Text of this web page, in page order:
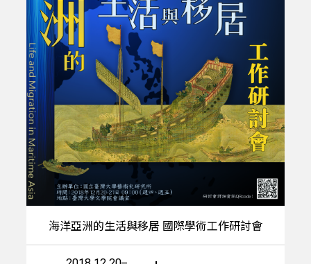
海洋亞洲的生活與移居 國際學術工作研討會